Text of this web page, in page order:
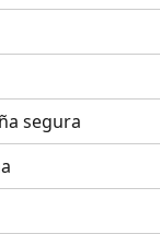
segura